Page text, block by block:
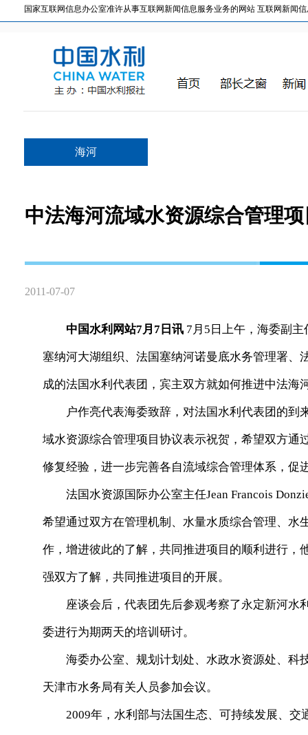
国家互联网信息办公室准许从事互联网新闻信息服务业务的网站 互联网新闻信
海河
中法海河流域水资源综合管理
2011-07-07
中国水利网站7月7日讯 7月5日上午，海委副
塞纳河大湖组织、法国塞纳河诺曼底水务管理署
成的法国水利代表团，宾主双方就如何推进中法
户作亮代表海委致辞，对法国水利代表团的到
域水资源综合管理项目协议表示祝贺，希望双方
修复经验，进一步完善各自流域综合管理体系，促
法国水资源国际办公室主任Jean Francois
希望通过双方在管理机制、水量水质综合管理、
作，增进彼此的了解，共同推进项目的顺利进行，
强双方了解，共同推进项目的开展。
座谈会后，代表团先后参观考察了永定新河水
委进行为期两天的培训研讨。
海委办公室、规划计划处、水政水资源处、科
天津市水务局有关人员参加会议。
2009年，水利部与法国生态、可持续发展、交